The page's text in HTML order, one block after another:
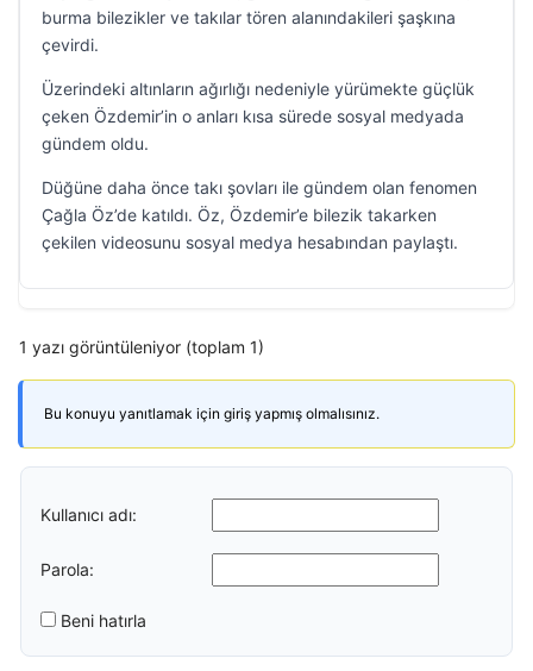
burma bilezikler ve takılar tören alanındakileri şaşkına
çevirdi.
Üzerindeki altınların ağırlığı nedeniyle yürümekte güçlük
çeken Özdemir’in o anları kısa sürede sosyal medyada
gündem oldu.
Düğüne daha önce takı şovları ile gündem olan fenomen
Çağla Öz’de katıldı. Öz, Özdemir’e bilezik takarken
çekilen videosunu sosyal medya hesabından paylaştı.
1 yazı görüntüleniyor (toplam 1)
Bu konuyu yanıtlamak için giriş yapmış olmalısınız.
Kullanıcı adı:
Parola:
Beni hatırla